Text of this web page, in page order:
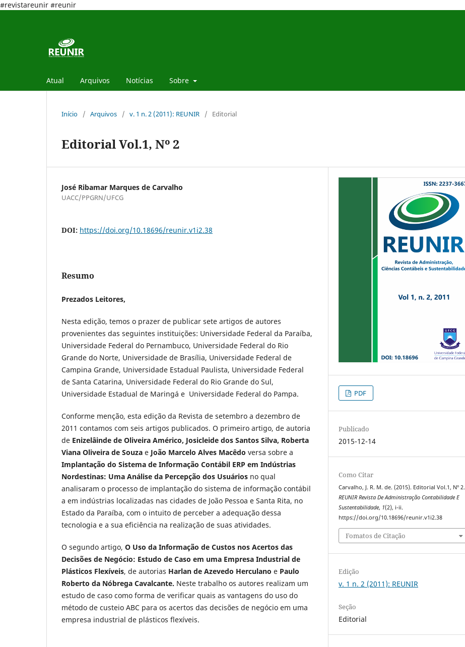
#revistareunir #reunir
Atual Arquivos Notícias Sobre
Início / Arquivos / v. 1 n. 2 (2011): REUNIR / Editorial
Editorial Vol.1, Nº 2
José Ribamar Marques de Carvalho
UACC/PPGRN/UFCG
DOI: https://doi.org/10.18696/reunir.v1i2.38
Resumo
Prezados Leitores,
Nesta edição, temos o prazer de publicar sete artigos de autores
provenientes das seguintes instituições: Universidade Federal da Paraíba,
Universidade Federal do Pernambuco, Universidade Federal do Rio
Grande do Norte, Universidade de Brasília, Universidade Federal de
Campina Grande, Universidade Estadual Paulista, Universidade Federal
de Santa Catarina, Universidade Federal do Rio Grande do Sul,
Universidade Estadual de Maringá e Universidade Federal do Pampa.
Conforme menção, esta edição da Revista de setembro a dezembro de
2011 contamos com seis artigos publicados. O primeiro artigo, de autoria
de Enizelâinde de Oliveira Américo, Josicleide dos Santos Silva, Roberta
Viana Oliveira de Souza e João Marcelo Alves Macêdo versa sobre a
Implantação do Sistema de Informação Contábil ERP em Indústrias
Nordestinas: Uma Análise da Percepção dos Usuários no qual
analisaram o processo de implantação do sistema de informação contábil
a em indústrias localizadas nas cidades de João Pessoa e Santa Rita, no
Estado da Paraíba, com o intuito de perceber a adequação dessa
tecnologia e a sua eficiência na realização de suas atividades.
O segundo artigo, O Uso da Informação de Custos nos Acertos das
Decisões de Negócio: Estudo de Caso em uma Empresa Industrial de
Plásticos Flexíveis, de autorias Harlan de Azevedo Herculano e Paulo
Roberto da Nóbrega Cavalcante. Neste trabalho os autores realizam um
estudo de caso como forma de verificar quais as vantagens do uso do
método de custeio ABC para os acertos das decisões de negócio em uma
empresa industrial de plásticos flexíveis.
PDF
Publicado
2015-12-14
Como Citar
Carvalho, J. R. M. de. (2015). Editorial Vol.1, Nº 2.
REUNIR Revista De Administração Contabilidade E
Sustentabilidade, 1(2), i-ii.
https://doi.org/10.18696/reunir.v1i2.38
Fomatos de Citação
Edição
v. 1 n. 2 (2011): REUNIR
Seção
Editorial